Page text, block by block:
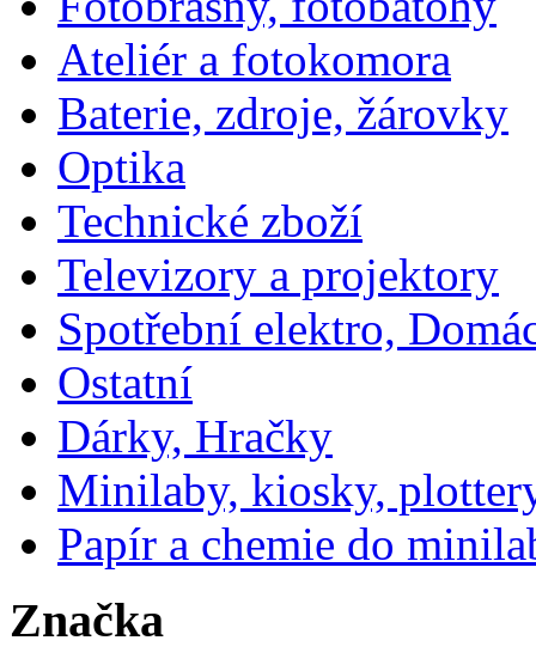
Ateliér a fotokomora
Baterie, zdroje, žárovky
Optika
Technické zboží
Televizory a projektory
Spotřební elektro,
Ostatní
Dárky, Hračky
Minilaby, kiosky,
Papír a chemie do
Značka